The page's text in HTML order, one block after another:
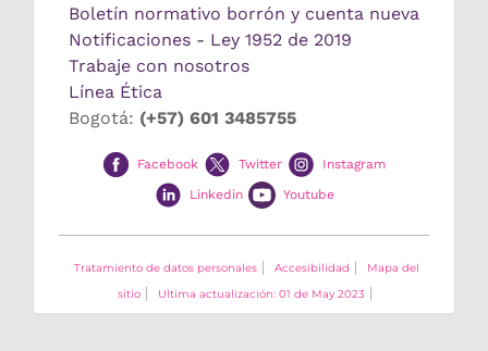
Boletín normativo borrón y cuenta nueva
Notificaciones - Ley 1952 de 2019
Trabaje con nosotros
Línea Ética
Bogotá: (+57) 601 3485755
Facebook Twitter
Instagram
Linkedin
Youtube
Tratamiento de datos personales Accesibilidad
Mapa del
sitio
Ultima actualización: 01 de May 2023